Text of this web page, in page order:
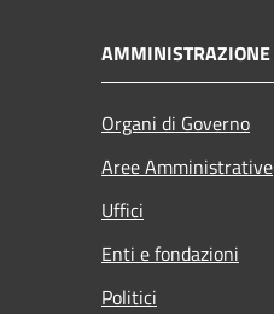
AMMINISTRAZIONE
Organi di Governo
Aree Amministrative
Uffici
Enti e fondazioni
Politici